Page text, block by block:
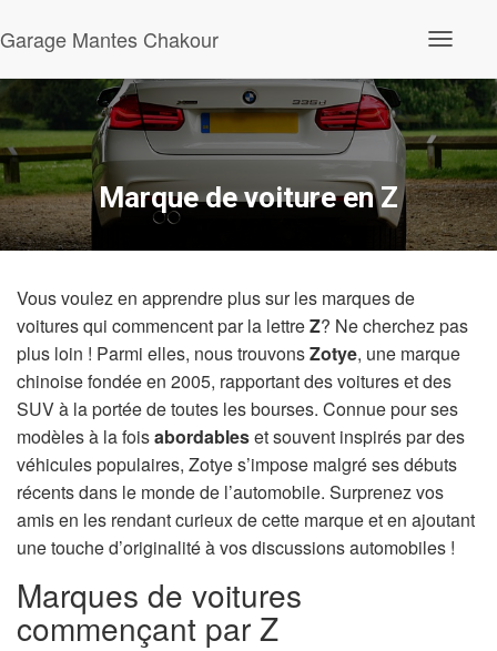
Garage Mantes Chakour
v
r
i
r
/
f
e
r
m
a
n
a
v
i
g
a
i
o
Marque de voiture en Z
Vous voulez en apprendre plus sur les marques de
voitures qui commencent par la lettreZ? Ne cherchez pas
plus loin ! Parmi elles, nous trouvonsZotye, une marque
chinoise fondée en 2005, rapportant des voitures et des
SUV à la portée de toutes les bourses. Connue pour ses
modèles à la foisabordableset souvent inspirés par des
véhicules populaires, Zotye s’impose malgré ses débuts
récents dans le monde de l’automobile. Surprenez vos
amis en les rendant curieux de cette marque et en ajoutant
une touche d’originalité à vos discussions automobiles !
Marques de voitures
commençant par Z